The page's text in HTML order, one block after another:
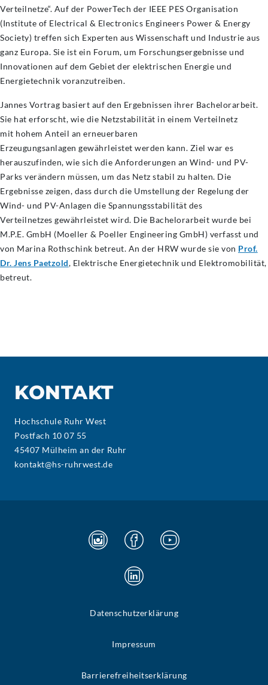
Verteilnetze“. Auf der PowerTech der IEEE PES Organisation
(Institute of Electrical & Electronics Engineers Power & Energy
Society) treffen sich Experten aus Wissenschaft und Industrie aus
ganz Europa. Sie ist ein Forum, um Forschungsergebnisse und
Innovationen auf dem Gebiet der elektrischen Energie und
Energietechnik voranzutreiben.
Jannes Vortrag basiert auf den Ergebnissen ihrer Bachelorarbeit.
Sie hat erforscht, wie die Netzstabilität in einem Verteilnetz
mit hohem Anteil an erneuerbaren
Erzeugungsanlagen gewährleistet werden kann. Ziel war es
herauszufinden, wie sich die Anforderungen an Wind- und PV-
Parks verändern müssen, um das Netz stabil zu halten. Die
Ergebnisse zeigen, dass durch die Umstellung der Regelung der
Wind- und PV-Anlagen die Spannungsstabilität des
Verteilnetzes gewährleistet wird. Die Bachelorarbeit wurde bei
M.P.E. GmbH (Moeller & Poeller Engineering GmbH) verfasst und
von Marina Rothschink betreut. An der HRW wurde sie von Prof.
Dr. Jens Paetzold, Elektrische Energietechnik und Elektromobilität,
betreut.
KONTAKT
Hochschule Ruhr West
Postfach 10 07 55
45407 Mülheim an der Ruhr
kontakt@hs-ruhrwest.de
Datenschutzerklärung
Impressum
Barrierefreiheitserklärung